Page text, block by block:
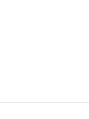
Leser
Vielleicht
Kopf?
getraut sie